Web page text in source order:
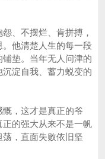
、不摆烂、肯拼搏，
他清楚人生的每一段
垫。当年无人问津的
淀自我、蓄力蜕变的
，这才是真正的爷
的强大从来不是一帆
，直面失败依旧坚